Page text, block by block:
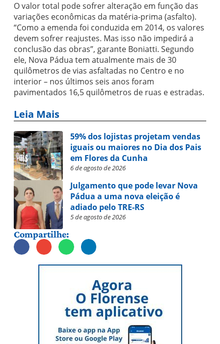
O valor total pode sofrer alteração em função das
variações econômicas da matéria-prima (asfalto).
“Como a emenda foi conduzida em 2014, os valores
devem sofrer reajustes. Mas isso não impedirá a
conclusão das obras”, garante Boniatti. Segundo
ele, Nova Pádua tem atualmente mais de 30
quilômetros de vias asfaltadas no Centro e no
interior – nos últimos seis anos foram
pavimentados 16,5 quilômetros de ruas e estradas.
Leia Mais
59% dos lojistas projetam vendas
iguais ou maiores no Dia dos Pais
em Flores da Cunha
6 de agosto de 2026
Julgamento que pode levar Nova
Pádua a uma nova eleição é
adiado pelo TRE-RS
5 de agosto de 2026
Compartilhe: